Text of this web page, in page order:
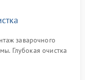
заварочного
Глубокая очистка
жмыха и накипи.
с использованием